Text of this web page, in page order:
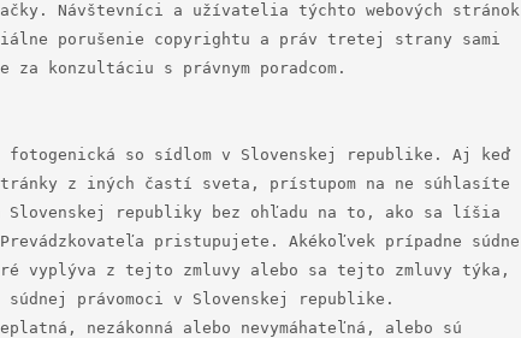
Návštevníci a užívatelia týchto webových stránok
porušenie copyrightu a práv tretej strany sami
konzultáciu s právnym poradcom.
fotogenická so sídlom v Slovenskej republike. Aj keď
z iných častí sveta, prístupom na ne súhlasíte
Slovenskej republiky bez ohľadu na to, ako sa líšia
pristupujete. Akékoľvek prípadne súdne
vyplýva z tejto zmluvy alebo sa tejto zmluvy týka,
súdnej právomoci v Slovenskej republike.
nezákonná alebo nevymáhateľná, alebo sú